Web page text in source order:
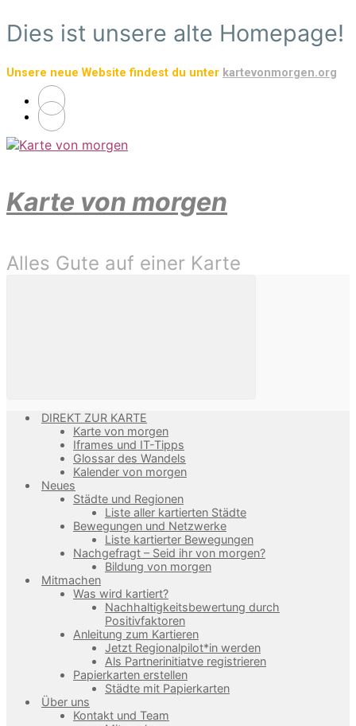
Zum
Hauptinhalt
Dies ist unsere alte Homepage!
Unsere neue Website findest du unter kartevonmorgen.org
Karte von morgen
Alles Gute auf einer Karte
DIREKT ZUR KARTE
Karte von morgen
Iframes und IT-Tipps
Glossar des Wandels
Kalender von morgen
Neues
Städte und Regionen
Liste aller kartierten Städte
Bewegungen und Netzwerke
Liste kartierter Bewegungen
Nachgefragt – Seid ihr von morgen?
Bildung von morgen
Mitmachen
Was wird kartiert?
Nachhaltigkeitsbewertung durch
Positivfaktoren
Anleitung zum Kartieren
Jetzt Regionalpilot*in werden
Als Partnerinitiatve registrieren
Papierkarten erstellen
Städte mit Papierkarten
Über uns
Kontakt und Team